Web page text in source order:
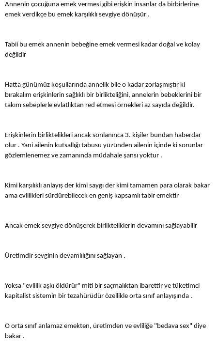
Annenin çocuğuna emek vermesi gibi erişkin insanlar da birbirlerine
emek verdikçe bu emek karşılıklı sevgiye dönüşür .
Tabii bu emek annenin bebeğine emek vermesi kadar doğal ve kolay
değildir
Hatta günümüz koşullarında annelik bile o kadar zorlaşmıştır ki
bırakalım erişkinlerin sağlıklı bir birlikteliğini, annelerin bebeklerini bir
takım sebeplerle evlatlıktan red etmesi örnekleri az sayıda değildir.
Erişkinlerin birliktelikleri ancak sonlanınca 3. kişiler bundan haberdar
olur . Yani ailenin kutsallığı tabusu yüzünden ailenin içinde ki sorunlar
gözlemlenemez ve zamanında müdahale şansı yoktur .
Kimi karşılıklı anlayış der kimi saygı der kimi tamamen para olarak bakar
ama evlilikleri sürdürebilecek en geniş kapsamlı tabir emektir
Ancak emek sevgiye dönüşerek birlikteliklerin devamını sağlayabilir
Üretimdir sevginin devamlılığını sağlayan .
Yoksa "evlilik aşkı öldürür" miti bir saçmalıktan ibarettir ve tüketimci
kapitalist sistemin bir tezahürüdür özellikle orta sınıf anlayışında .
O orta sınıf anlamaz emekten, üretimden ve evliliğe "bedava sex" diye
bakar .